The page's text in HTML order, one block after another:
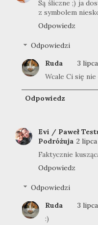
Są śliczne ;) ja
z symbolem
Odpowiedz
Odpowiedzi
Ruda
3
Wcale Ci się
Odpowiedz
Evi / Paweł
Podróżuja 2 lipca
Faktycznie
Odpowiedz
Odpowiedzi
Ruda
3
:)